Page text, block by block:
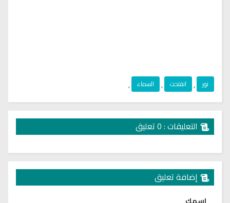
نور , انفتحت , السماء ,
التعليقات : 0 تعليق
إضافة تعليق